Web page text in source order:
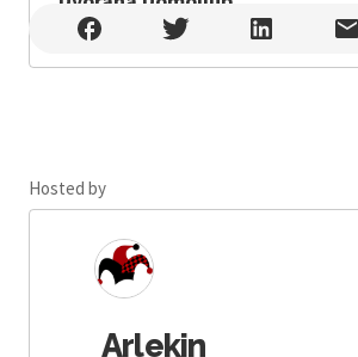
Dvorana Domoljub , Koprivnica
Hosted by
Arlekin